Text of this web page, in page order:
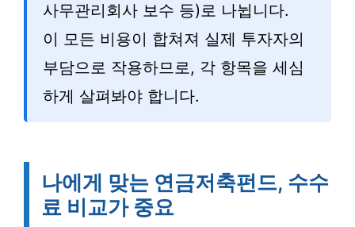
사무관리회사 보수 등)로 나뉩니다.
이 모든 비용이 합쳐져 실제 투자자의
부담으로 작용하므로, 각 항목을 세심
하게 살펴봐야 합니다.
나에게 맞는 연금저축펀드, 수수
료 비교가 중요